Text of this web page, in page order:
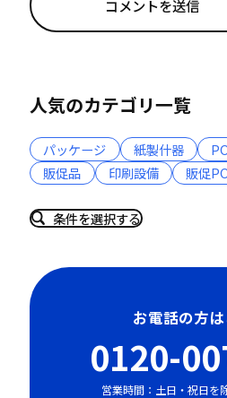
人気のカテゴリ一覧
パッケージ 紙製什器
販促品
印刷設備 販促
条件を選択する
お電話の方
0120-
営業時間：土日・祝日を